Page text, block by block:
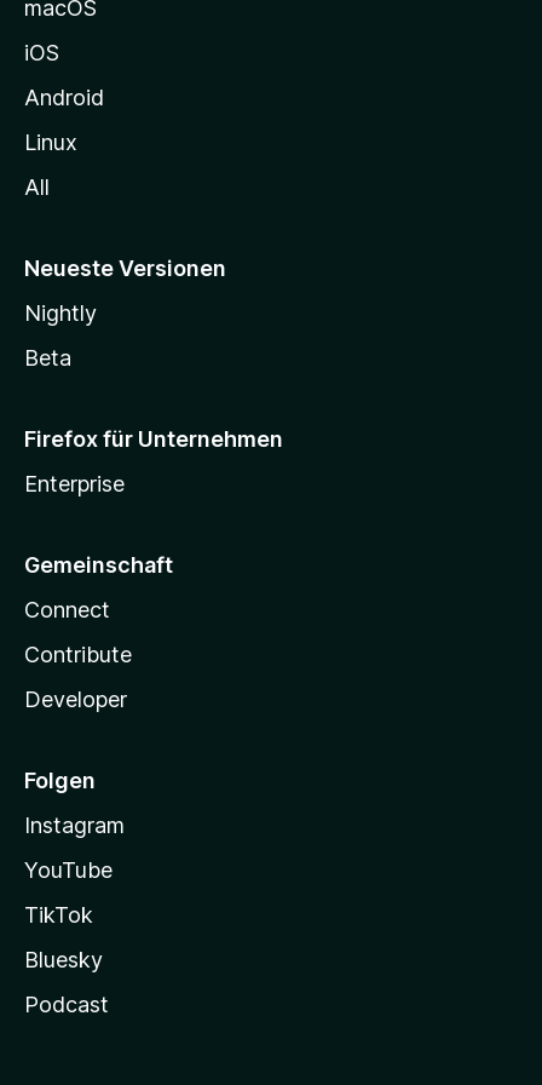
e
n
macOS
iOS
Android
Linux
All
Neueste Versionen
Nightly
Beta
Firefox für Unternehmen
Enterprise
Gemeinschaft
Connect
Contribute
Developer
Folgen
Instagram
YouTube
TikTok
Bluesky
Podcast